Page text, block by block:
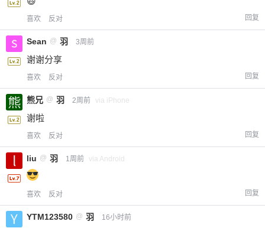
喜欢 反对 回复
Sean @ 羽 3周前
谢谢分享
喜欢 反对 回复
熊兄 @ 羽 2周前 via iPhone
谢啦
喜欢 反对 回复
liu @ 羽 1周前 via Android
喜欢 反对 回复
YTM123580 @ 羽 16小时前